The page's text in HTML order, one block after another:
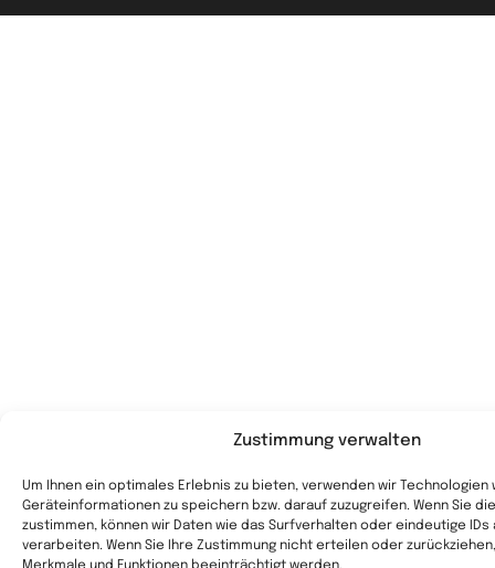
Zustimmung verwalten
Um Ihnen ein optimales Erlebnis zu bieten, verwenden wir Technologien
Geräteinformationen zu speichern bzw. darauf zuzugreifen. Wenn Sie
zustimmen, können wir Daten wie das Surfverhalten oder eindeutige
verarbeiten. Wenn Sie Ihre Zustimmung nicht erteilen oder